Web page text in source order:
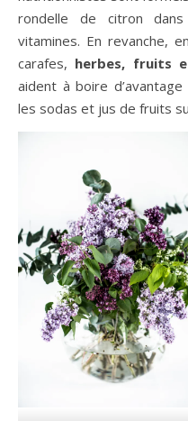
rondelle de citron
vitamines. En revanche,
carafes, herbes, fruits
aident à boire
les sodas et jus de fruits